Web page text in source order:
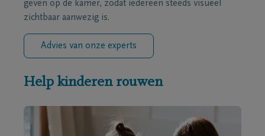
geven op de kamer, zodat iedereen steeds visueel
zichtbaar aanwezig is.
Advies van onze experts
Help kinderen rouwen